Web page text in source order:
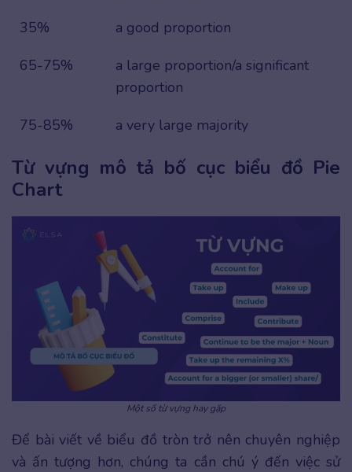
35%
a good proportion
65-75%
a large proportion/a significant
proportion
75-85%
a very large majority
Từ vựng mô tả bố cục biểu đồ Pie
Chart
Một số từ vựng hay gặp
Để bài viết về biểu đồ tròn trở nên chuyên nghiệp
và ấn tượng hơn, chúng ta cần chú ý đến việc sử